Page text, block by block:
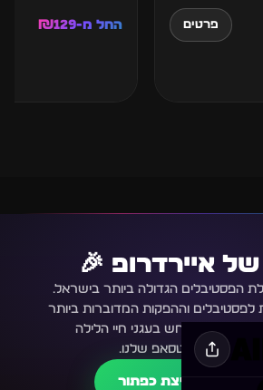
פרטים החל מ-₪129
איירדרופ 🎉
הפסטיבלים הגדולה ביותר בישראל.
לפסטיבלים וההפקות המדוברות ביותר
על המתרחש בעגני חיי הלילה
לקבוצת הוואטסאפ שלנו.
עכשיו בלחיצת כפתור